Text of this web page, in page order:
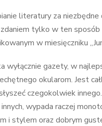
literatury za
tylko w ten
w miesięczniku
wyłącznie gazety, w
okularom. Jest
czegokolwiek
wypada raczej
i stylem oraz dobrym